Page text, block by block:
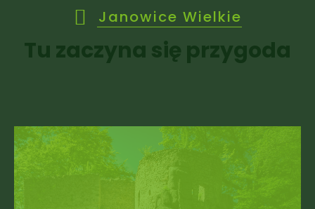
Janowice Wielkie
Tu zaczyna się przygoda